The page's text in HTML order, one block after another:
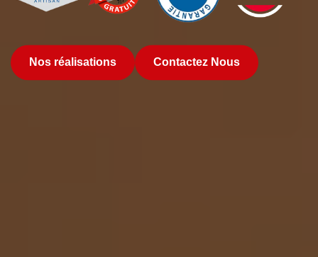
Nos réalisations Contactez Nous